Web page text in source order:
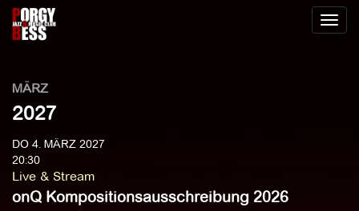
Toggle
MÄRZ
2027
DO 4. MÄRZ 2027
20:30
Live & Stream
onQ Kompositionsausschreibung 2026